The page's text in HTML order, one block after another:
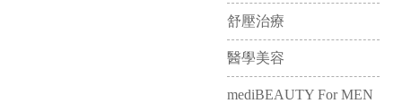
舒壓治療
醫學美容
mediBEAUTY For MEN